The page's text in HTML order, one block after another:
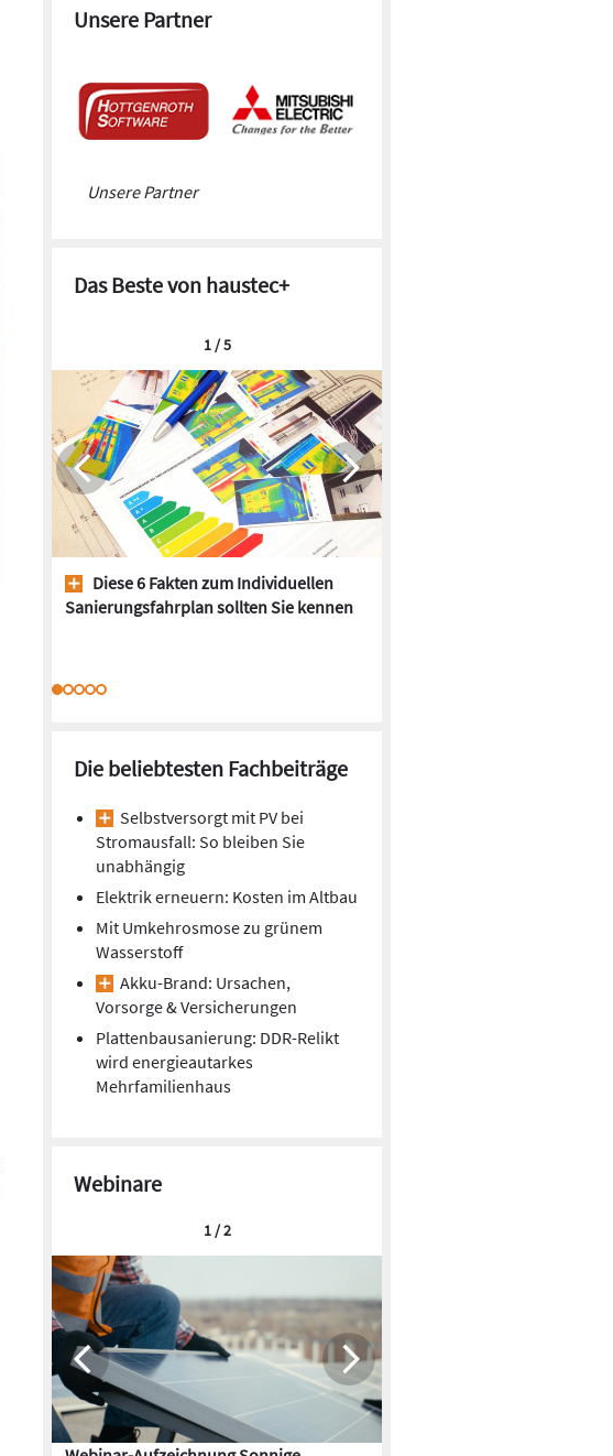
Unsere Partner
Unsere Partner
Das Beste von haustec+
Diese 6 Fakten zum Individuellen
Sanierungsfahrplan sollten Sie kennen
1 / 5
Die beliebtesten Fachbeiträge
Selbstversorgt mit PV bei
Stromausfall: So bleiben Sie
unabhängig
Elektrik erneuern: Kosten im Altbau
Mit Umkehrosmose zu grünem
Wasserstoff
Akku-Brand: Ursachen,
Vorsorge & Versicherungen
Plattenbausanierung: DDR-Relikt
wird energieautarkes
Mehrfamilienhaus
Webinare
1 / 2